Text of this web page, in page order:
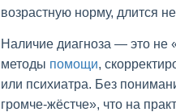
возрастную норму, длится
Наличие диагноза — это не
методы помощи,
или психиатра. Без
громче-жёстче», что на